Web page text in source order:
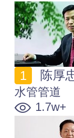
陈厚
水管管道
1.7w+